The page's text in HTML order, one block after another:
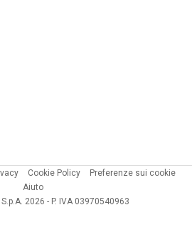
Cookie Policy
Preferenze sui cookie
Aiuto
2026 - P. IVA 03970540963